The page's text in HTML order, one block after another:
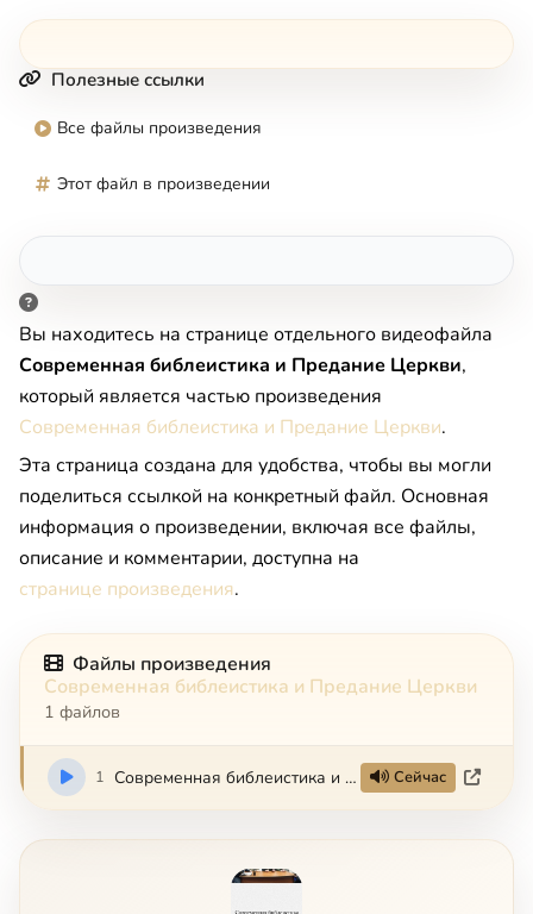
Полезные ссылки
Все файлы произведения
Этот файл в произведении
Вы находитесь на странице отдельного видеофайла
Современная библеистика и Предание Церкви,
который является частью произведения
Современная библеистика и Предание Церкви.
Эта страница создана для удобства, чтобы вы могли
поделиться ссылкой на конкретный файл. Основная
информация о произведении, включая все файлы,
описание и комментарии, доступна на
странице произведения.
Файлы произведения
Современная библеистика и Предание Церкви
1 файлов
1 Современная библеистика и Предание Церкви Сейчас